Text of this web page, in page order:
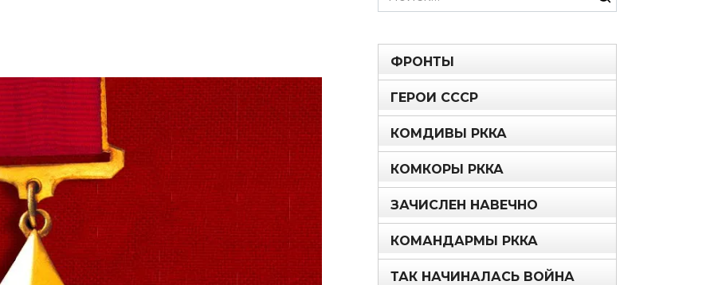
for:
ФРОНТЫ
ГЕРОИ СССР
КОМДИВЫ РККА
КОМКОРЫ РККА
ЗАЧИСЛЕН НАВЕЧНО
КОМАНДАРМЫ РККА
ТАК НАЧИНАЛАСЬ ВОЙНА